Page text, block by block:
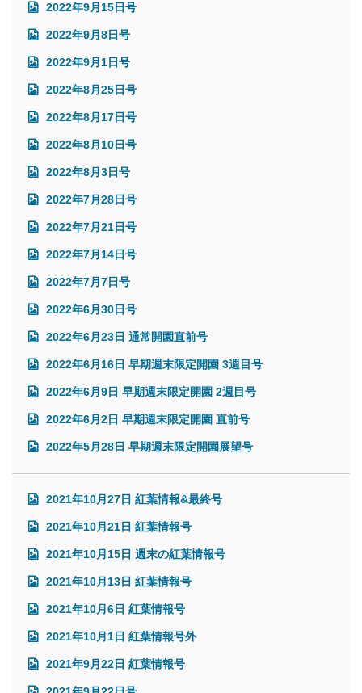
2022年9月15日号
2022年9月8日号
2022年9月1日号
2022年8月25日号
2022年8月17日号
2022年8月10日号
2022年8月3日号
2022年7月28日号
2022年7月21日号
2022年7月14日号
2022年7月7日号
2022年6月30日号
2022年6月23日 通常開園直前号
2022年6月16日 早期週末限定開園 3週目号
2022年6月9日 早期週末限定開園 2週目号
2022年6月2日 早期週末限定開園 直前号
2022年5月28日 早期週末限定開園展望号
2021年10月27日 紅葉情報&最終号
2021年10月21日 紅葉情報号
2021年10月15日 週末の紅葉情報号
2021年10月13日 紅葉情報号
2021年10月6日 紅葉情報号
2021年10月1日 紅葉情報号外
2021年9月22日 紅葉情報号